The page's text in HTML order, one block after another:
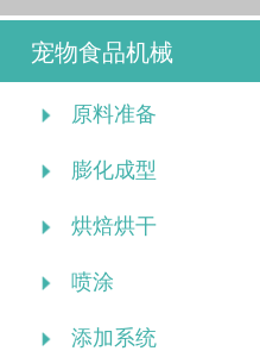
宠物食品机械
原料准备
膨化成型
烘焙烘干
喷涂
添加系统